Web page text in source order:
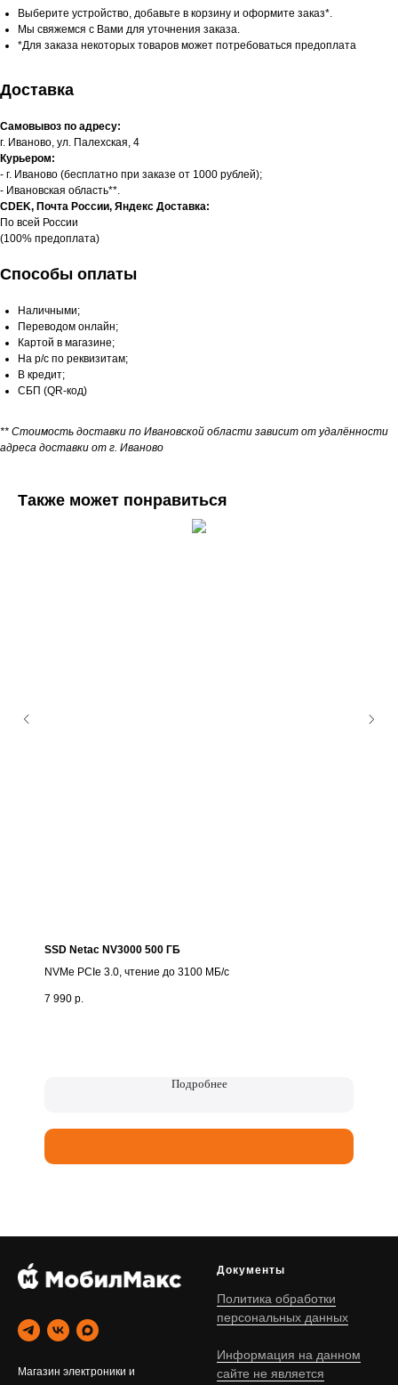
Выберите устройство, добавьте в корзину и оформите заказ*.
Мы свяжемся с Вами для уточнения заказа.
*Для заказа некоторых товаров может потребоваться предоплата
Доставка
Самовывоз по адресу:
г. Иваново, ул. Палехская, 4
Курьером:
- г. Иваново (бесплатно при заказе от 1000 рублей);
- Ивановская область**.
CDEK, Почта России, Яндекс Доставка:
По всей России
(100% предоплата)
Способы оплаты
Наличными;
Переводом онлайн;
Картой в магазине;
На р/с по реквизитам;
В кредит;
СБП (QR-код)
** Стоимость доставки по Ивановской области зависит от удалённости
адреса доставки от г. Иваново
Также может понравиться
SSD Netac NV3000 500 ГБ
NVMe PCIe 3.0, чтение до 3100 МБ/с
7 990 р.
Подробнее
Магазин электроники и
Документы
Политика обработки
персональных данных
Информация на данном
сайте не является